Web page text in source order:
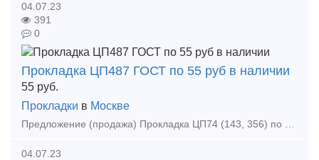
04.07.23
391
0
Прокладка ЦП487 ГОСТ по 55 руб в наличии
55 руб.
Прокладки в Москве
04.07.23